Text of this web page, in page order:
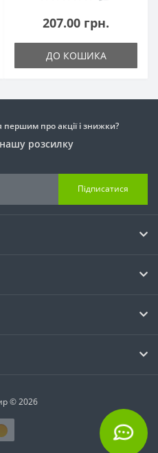
207.00 грн.
ДО КОШИКА
першим про акції і знижки?
розсилку
Підписатися
© 2026